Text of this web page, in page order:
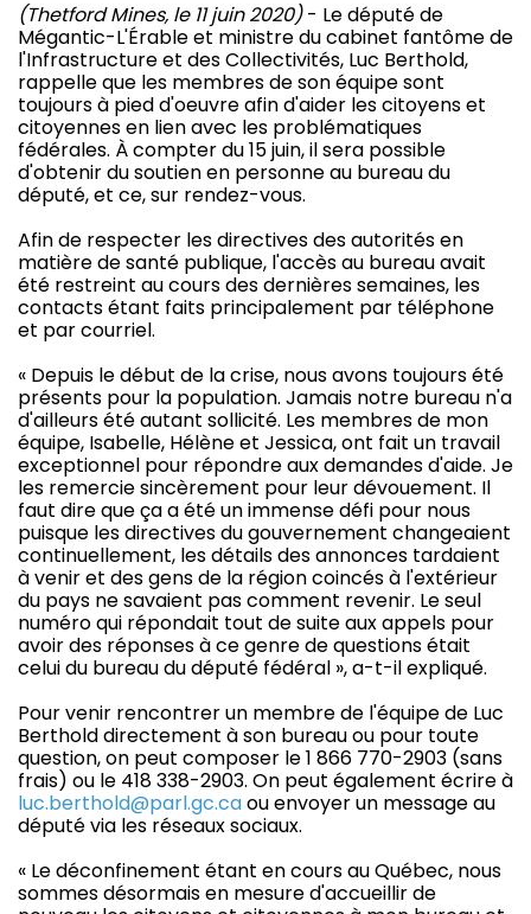
(Thetford Mines, le 11 juin 2020)- Le député de
Mégantic-L'Érable et ministre du cabinet fantôme de
l'Infrastructure et des Collectivités, Luc Berthold,
rappelle que les membres de son équipe sont
toujours à pied d'oeuvre afin d'aider les citoyens et
citoyennes en lien avec les problématiques
fédérales. À compter du 15 juin, il sera possible
d'obtenir du soutien en personne au bureau du
député, et ce, sur rendez-vous.
Afin de respecter les directives des autorités en
matière de santé publique, l'accès au bureau avait
été restreint au cours des dernières semaines, les
contacts étant faits principalement par téléphone
et par courriel.
« Depuis le début de la crise, nous avons toujours été
présents pour la population. Jamais notre bureau n'a
d'ailleurs été autant sollicité. Les membres de mon
équipe, Isabelle, Hélène et Jessica, ont fait un travail
exceptionnel pour répondre aux demandes d'aide. Je
les remercie sincèrement pour leur dévouement. Il
faut dire que ça a été un immense défi pour nous
puisque les directives du gouvernement changeaient
continuellement, les détails des annonces tardaient
à venir et des gens de la région coincés à l'extérieur
du pays ne savaient pas comment revenir. Le seul
numéro qui répondait tout de suite aux appels pour
avoir des réponses à ce genre de questions était
celui du bureau du député fédéral », a-t-il expliqué.
Pour venir rencontrer un membre de l'équipe de Luc
Berthold directement à son bureau ou pour toute
question, on peut composer le 1 866 770-2903 (sans
frais) ou le 418 338-2903. On peut également écrire à
luc.berthold@parl.gc.caou envoyer un message au
député via les réseaux sociaux.
« Le déconfinement étant en cours au Québec, nous
sommes désormais en mesure d'accueillir de